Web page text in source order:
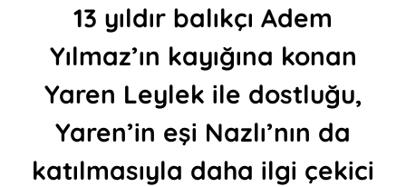
13 yıldır balıkçı Adem
Yılmaz’ın kayığına konan
Yaren Leylek ile dostluğu,
Yaren’in eşi Nazlı’nın da
katılmasıyla daha ilgi çekici